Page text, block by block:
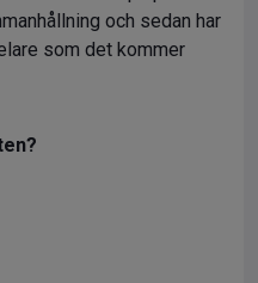
och sedan har
som det kommer